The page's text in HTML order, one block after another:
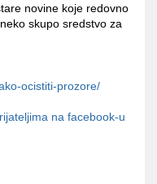
novine koje redovno
skupo sredstvo za
ocistiti-prozore/
na facebook-u